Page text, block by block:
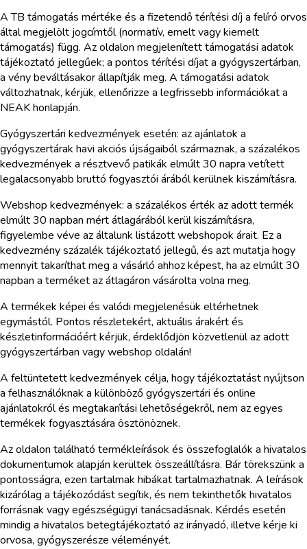
A TB támogatás mértéke és a fizetendő térítési díj a felíró orvos
által megjelölt jogcímtől (normatív, emelt vagy kiemelt
támogatás) függ. Az oldalon megjelenített támogatási adatok
tájékoztató jellegűek; a pontos térítési díjat a gyógyszertárban,
a vény beváltásakor állapítják meg. A támogatási adatok
változhatnak, kérjük, ellenőrizze a legfrissebb információkat a
NEAK honlapján.
Gyógyszertári kedvezmények esetén: az ajánlatok a
gyógyszertárak havi akciós újságaiból származnak, a százalékos
kedvezmények a résztvevő patikák elmúlt 30 napra vetített
legalacsonyabb bruttó fogyasztói árából kerülnek kiszámításra.
Webshop kedvezmények: a százalékos érték az adott termék
elmúlt 30 napban mért átlagárából kerül kiszámításra,
figyelembe véve az általunk listázott webshopok árait. Ez a
kedvezmény százalék tájékoztató jellegű, és azt mutatja hogy
mennyit takaríthat meg a vásárló ahhoz képest, ha az elmúlt 30
napban a terméket az átlagáron vásárolta volna meg.
A termékek képei és valódi megjelenésük eltérhetnek
egymástól. Pontos részletekért, aktuális árakért és
készletinformációért kérjük, érdeklődjön közvetlenül az adott
gyógyszertárban vagy webshop oldalán!
A feltüntetett kedvezmények célja, hogy tájékoztatást nyújtson
a felhasználóknak a különböző gyógyszertári és online
ajánlatokról és megtakarítási lehetőségekről, nem az egyes
termékek fogyasztására ösztönöznek.
Az oldalon található termékleírások és összefoglalók a hivatalos
dokumentumok alapján kerültek összeállításra. Bár törekszünk a
pontosságra, ezen tartalmak hibákat tartalmazhatnak. A leírások
kizárólag a tájékozódást segítik, és nem tekinthetők hivatalos
forrásnak vagy egészségügyi tanácsadásnak. Kérdés esetén
mindig a hivatalos betegtájékoztató az irányadó, illetve kérje ki
orvosa, gyógyszerésze véleményét.